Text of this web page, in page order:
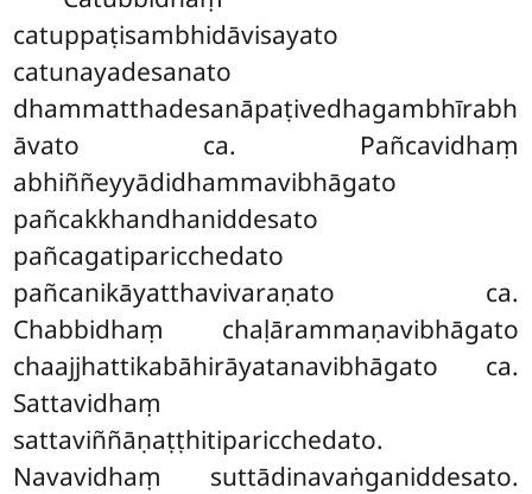
catuppaṭisambhidāvisayato
catunayadesanato
dhammatthadesanāpaṭivedhagambhīrabh
āvato ca. Pañcavidhaṃ
abhiññeyyādidhammavibhāgato
pañcakkhandhaniddesato
pañcagatiparicchedato
pañcanikāyatthavivaraṇato ca.
Chabbidhaṃ chaḷārammaṇavibhāgato
chaajjhattikabāhirāyatanavibhāgato ca.
Sattavidhaṃ
sattaviññāṇaṭṭhitiparicchedato.
Navavidhaṃ suttādinavaṅganiddesato.